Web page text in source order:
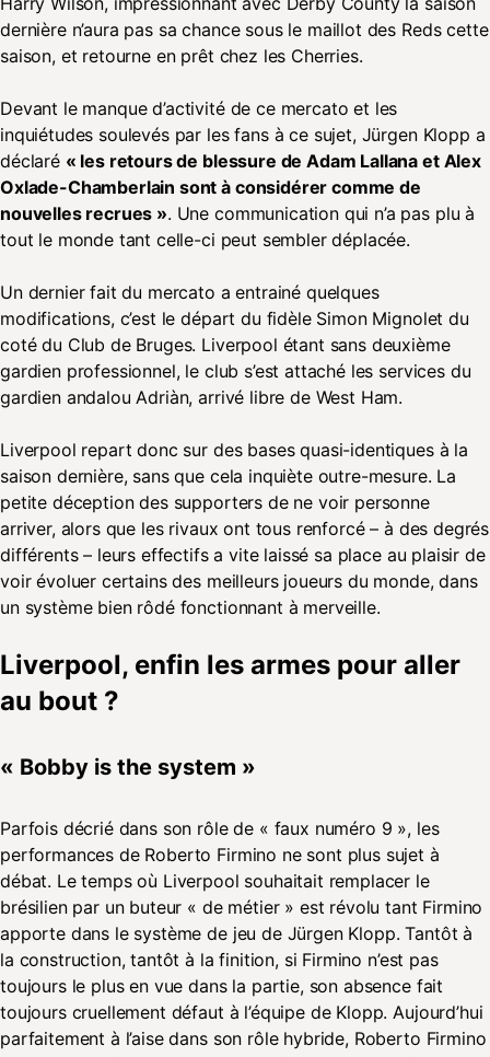
dernière n’aura pas sa chance sous le maillot des Reds cette
saison, et retourne en prêt chez les Cherries.
Devant le manque d’activité de ce mercato et les
inquiétudes soulevés par les fans à ce sujet, Jürgen Klopp a
déclaré « les retours de blessure de Adam Lallana et Alex
Oxlade-Chamberlain sont à considérer comme de
nouvelles recrues ». Une communication qui n’a pas plu à
tout le monde tant celle-ci peut sembler déplacée.
Un dernier fait du mercato a entrainé quelques
modifications, c’est le départ du fidèle Simon Mignolet du
coté du Club de Bruges. Liverpool étant sans deuxième
gardien professionnel, le club s’est attaché les services du
gardien andalou Adriàn, arrivé libre de West Ham.
Liverpool repart donc sur des bases quasi-identiques à la
saison dernière, sans que cela inquiète outre-mesure. La
petite déception des supporters de ne voir personne
arriver, alors que les rivaux ont tous renforcé – à des degrés
différents – leurs effectifs a vite laissé sa place au plaisir de
voir évoluer certains des meilleurs joueurs du monde, dans
un système bien rôdé fonctionnant à merveille.
Liverpool, enfin les armes pour aller
au bout ?
« Bobby is the system »
Parfois décrié dans son rôle de « faux numéro 9 », les
performances de Roberto Firmino ne sont plus sujet à
débat. Le temps où Liverpool souhaitait remplacer le
brésilien par un buteur « de métier » est révolu tant Firmino
apporte dans le système de jeu de Jürgen Klopp. Tantôt à
la construction, tantôt à la finition, si Firmino n’est pas
toujours le plus en vue dans la partie, son absence fait
toujours cruellement défaut à l’équipe de Klopp. Aujourd’hui
parfaitement à l’aise dans son rôle hybride, Roberto Firmino